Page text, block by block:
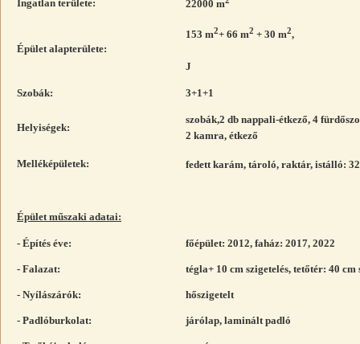
Ingatlan területe: 22000 m
Épület alapterülete:
153 m2+ 66 m2 + 30 m2,
J
Szobák: 3+1+1
Helyiségek:
szobák,2 db nappali-étkező, 4
2 kamra, étkező
Melléképületek: fedett karám, tároló, raktár, istálló:
Épület műszaki adatai:
- Építés éve: főépület: 2012, faház: 2017, 2022
- Falazat: tégla+ 10 cm szigetelés, tetőtér: 40 cm
- Nyílászárók: hőszigetelt
- Padlóburkolat: járólap, laminált